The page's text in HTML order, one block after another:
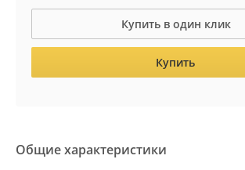
Купить в один клик
Купить
Общие характеристики